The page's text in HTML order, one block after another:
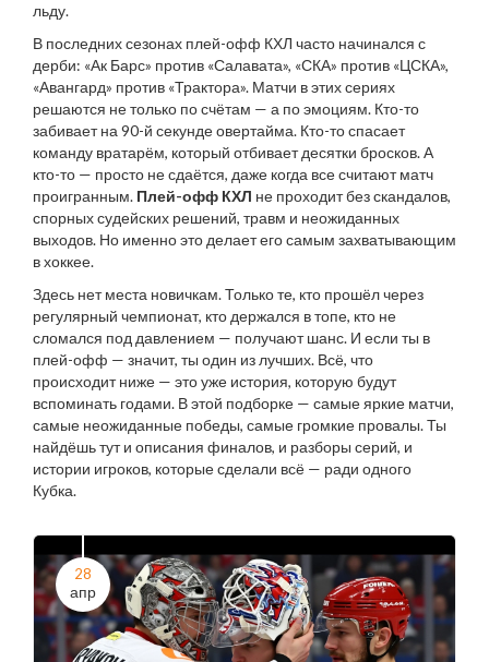
льду.
В последних сезонах плей-офф КХЛ часто начинался с
дерби: «Ак Барс» против «Салавата», «СКА» против «ЦСКА»,
«Авангард» против «Трактора». Матчи в этих сериях
решаются не только по счётам — а по эмоциям. Кто-то
забивает на 90-й секунде овертайма. Кто-то спасает
команду вратарём, который отбивает десятки бросков. А
кто-то — просто не сдаётся, даже когда все считают матч
проигранным. Плей-офф КХЛ не проходит без скандалов,
спорных судейских решений, травм и неожиданных
выходов. Но именно это делает его самым захватывающим
в хоккее.
Здесь нет места новичкам. Только те, кто прошёл через
регулярный чемпионат, кто держался в топе, кто не
сломался под давлением — получают шанс. И если ты в
плей-офф — значит, ты один из лучших. Всё, что
происходит ниже — это уже история, которую будут
вспоминать годами. В этой подборке — самые яркие матчи,
самые неожиданные победы, самые громкие провалы. Ты
найдёшь тут и описания финалов, и разборы серий, и
истории игроков, которые сделали всё — ради одного
Кубка.
28
апр